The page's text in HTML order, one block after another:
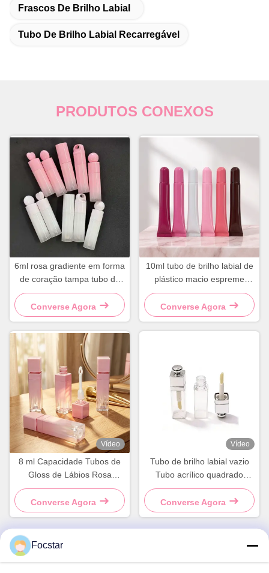
Frascos De Brilho Labial
Tubo De Brilho Labial Recarregável
PRODUTOS CONEXOS
6ml rosa gradiente em forma
de coração tampa tubo de
brilho labial embalagem
recipiente vazio
Converse Agora
10ml tubo de brilho labial de
plástico macio espreme
frasco de recipiente
cosmético
Converse Agora
Vídeo
8 ml Capacidade Tubos de
Gloss de Lábios Rosa
Quadrados com Impressão
de Logotipo Personalizado e
Superfície Brilhante
Converse Agora
Vídeo
Tubo de brilho labial vazio
Tubo acrílico quadrado
Embalagem de brilho labial
de luxo Embalagem de
cosméticos de marca própria
Converse Agora
Focstar